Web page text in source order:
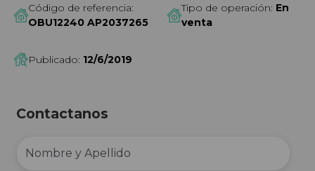
Código de referencia:
OBU12240 AP2037265
Tipo de operación: En
venta
Publicado: 12/6/2019
Contactanos